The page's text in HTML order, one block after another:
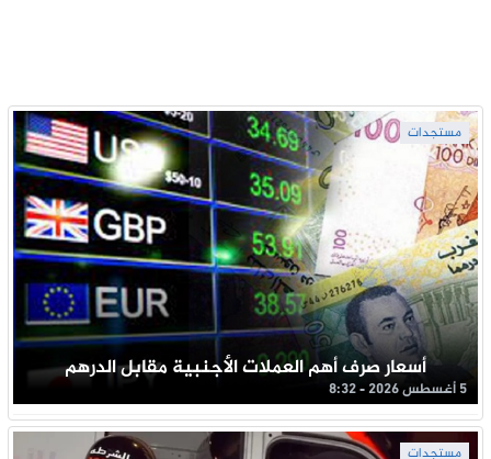
مستجدات
أسعار صرف أهم العملات الأجنبية مقابل الدرهم
5 أغسطس 2026 - 8:32
مستجدات